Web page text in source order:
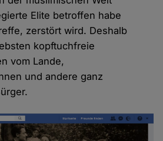
Elite betroffen habe
zerstört wird. Deshalb
kopftuchfreie
vom Lande,
und andere ganz